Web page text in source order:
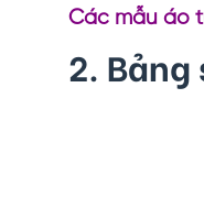
Các mẫu áo
2. Bảng